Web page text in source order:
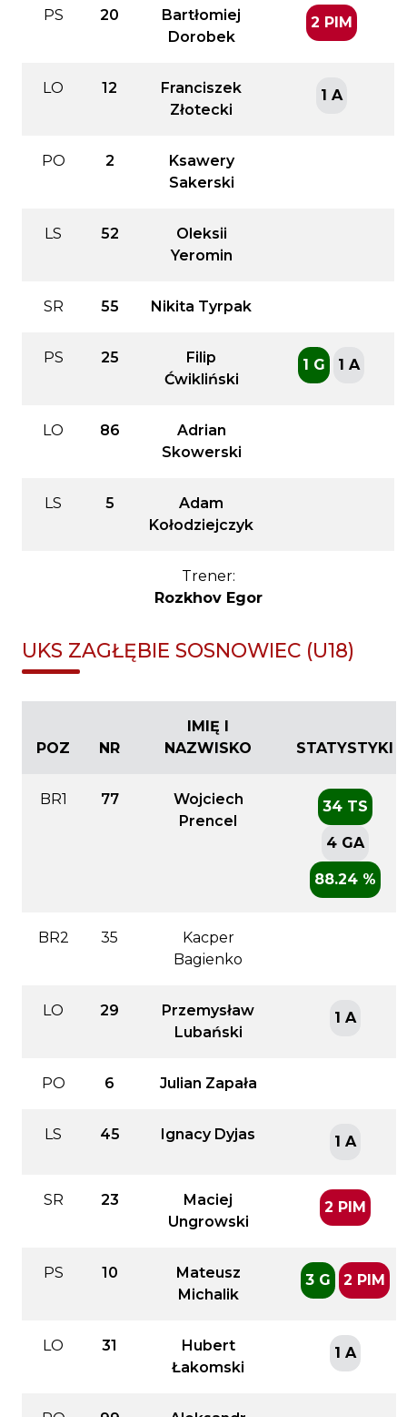
PS 20
Bartłomiej
Dorobek
2 PIM
LO 12
Franciszek
Złotecki
1 A
PO 2
Ksawery
Sakerski
LS 52
Oleksii
Yeromin
SR 55 Nikita Tyrpak
PS 25
Filip
Ćwikliński
1 G 1 A
LO 86
Adrian
Skowerski
LS 5
Adam
Kołodziejczyk
Trener:
Rozkhov Egor
UKS ZAGŁĘBIE SOSNOWIEC (U18)
POZ NR
IMIĘ I
NAZWISKO
STATYSTYKI
BR1 77
Wojciech
Prencel
34 TS
4 GA
88.24 %
BR2 35
Kacper
Bagienko
LO 29
Przemysław
Lubański
1 A
PO 6 Julian Zapała
LS 45 Ignacy Dyjas 1 A
SR 23
Maciej
Ungrowski
2 PIM
PS 10
Mateusz
Michalik
3 G 2 PIM
LO 31
Hubert
Łakomski
1 A